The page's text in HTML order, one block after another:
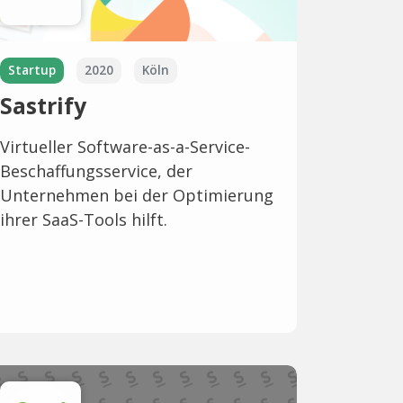
Startup 2020 Köln
Sastrify
Virtueller Software-as-a-Service-
Beschaffungsservice, der
Unternehmen bei der Optimierung
ihrer SaaS-Tools hilft.